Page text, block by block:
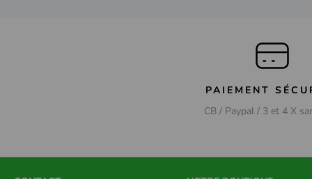
PAIEMENT
CB / Paypal / 3 et 4 X